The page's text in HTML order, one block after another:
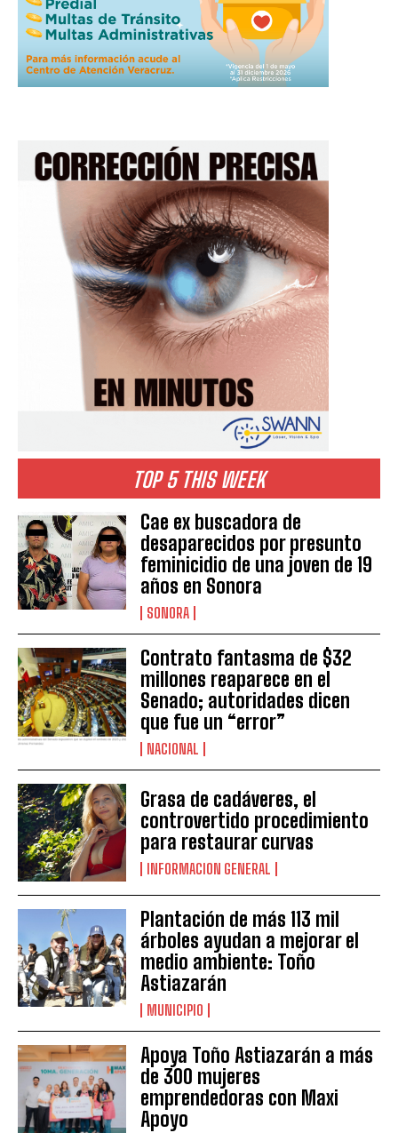
TOP 5 THIS WEEK
Cae ex buscadora de
desaparecidos por presunto
feminicidio de una joven de 19
años en Sonora
SONORA
Contrato fantasma de $32
millones reaparece en el
Senado; autoridades dicen
que fue un “error”
NACIONAL
Grasa de cadáveres, el
controvertido procedimiento
para restaurar curvas
INFORMACION GENERAL
Plantación de más 113 mil
árboles ayudan a mejorar el
medio ambiente: Toño
Astiazarán
MUNICIPIO
Apoya Toño Astiazarán a más
de 300 mujeres
emprendedoras con Maxi
Apoyo